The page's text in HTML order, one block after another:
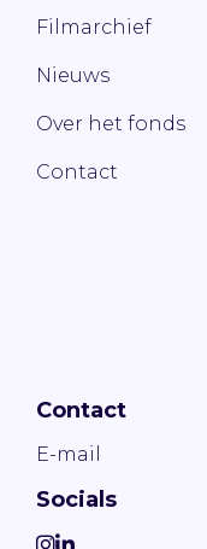
Filmarchief
Nieuws
Over het fonds
Contact
Contact
E-mail
Socials